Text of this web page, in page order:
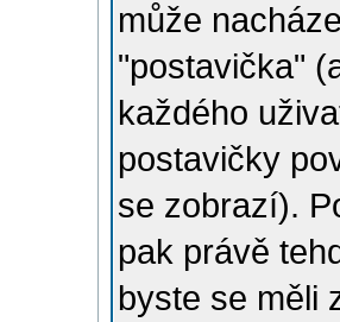
může
"postavička"
každého
postavičky
se zobrazí).
pak právě
byste se měli